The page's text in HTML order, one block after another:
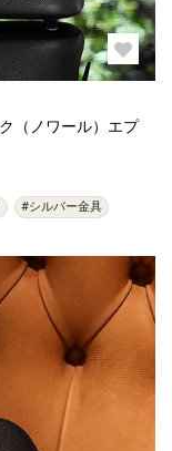
（ノワール）エプ
#シルバー金具